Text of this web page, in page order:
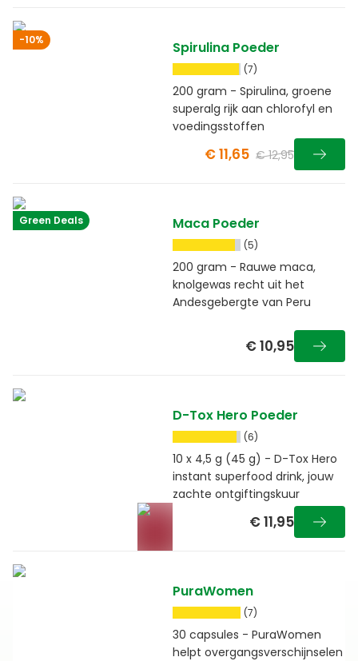
-10% Spirulina Poeder
(7)
200 gram - Spirulina, groene
superalg rijk aan chlorofyl en
voedingsstoffen
€ 11,65 € 12,95
Green Deals Maca Poeder
(5)
200 gram - Rauwe maca,
knolgewas recht uit het
Andesgebergte van Peru
€ 10,95
D-Tox Hero Poeder
(6)
10 x 4,5 g (45 g) - D-Tox Hero
instant superfood drink, jouw
zachte ontgiftingskuur
€ 11,95
PuraWomen
(7)
30 capsules - PuraWomen
helpt overgangsverschijnselen